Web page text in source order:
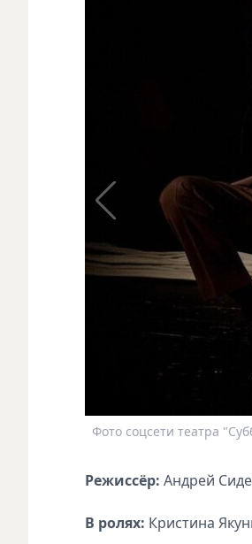
Фото соцсети театра
Режиссёр: Андрей
В ролях: Кристина